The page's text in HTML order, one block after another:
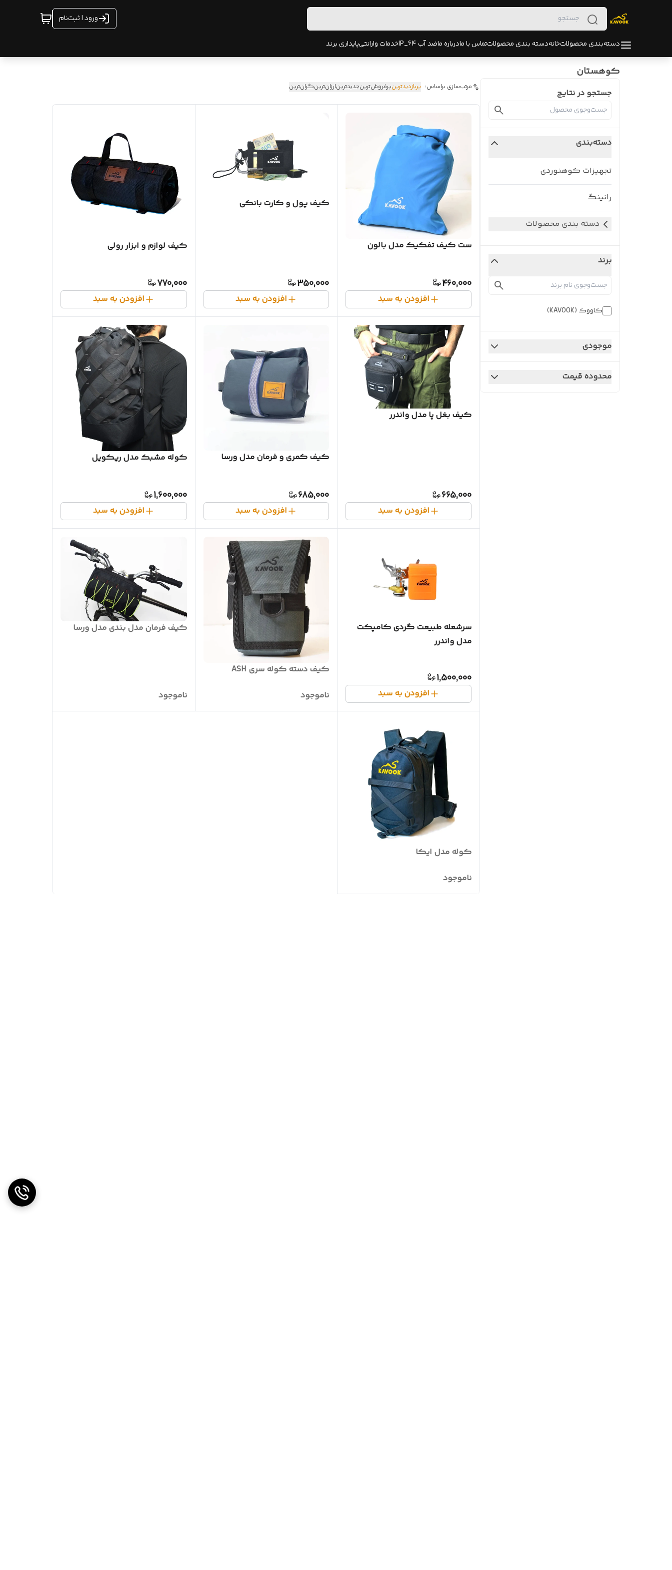
ورود | ثبت‌نام
دسته‌بندی محصولاتخانهدسته بندی محصولاتتماس با مادرباره ماضد آب IP_64 خدمات وارانتیپایداری برند
کوهستان
جستجو در نتایج
دسته‌بندی
تجهیزات کوهنوردی
رانینگ
دسته بندی محصولات
برند
کاووک (KAVOOK)
موجودی
محدوده قیمت
مرتب‌سازی براساس: پربازدیدترینپرفروش‌ترینجدیدترینارزان‌ترینگران‌ترین
ست کیف تفکیک مدل بالون
460,000
افزودن به سبد
کیف پول و کارت بانکی
350,000
افزودن به سبد
کیف لوازم و ابزار رولی
770,000
افزودن به سبد
کیف بغل پا مدل واندرر
665,000
افزودن به سبد
کیف کمری و فرمان مدل ورسا
685,000
افزودن به سبد
کوله مشبک مدل ریکویل
1,600,000
افزودن به سبد
سرشعله طبیعت گردی کامپکت
مدل واندرر
1,500,000
افزودن به سبد
کیف دسته کوله سری ASH
ناموجود
کیف فرمان مدل بندی مدل ورسا
ناموجود
کوله مدل ایکا
ناموجود